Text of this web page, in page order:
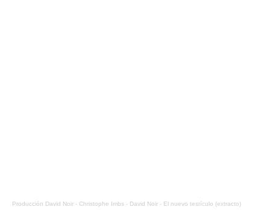
Producción David Noir - Christophe Imbs - David Noir - El nuevo testículo (extracto)